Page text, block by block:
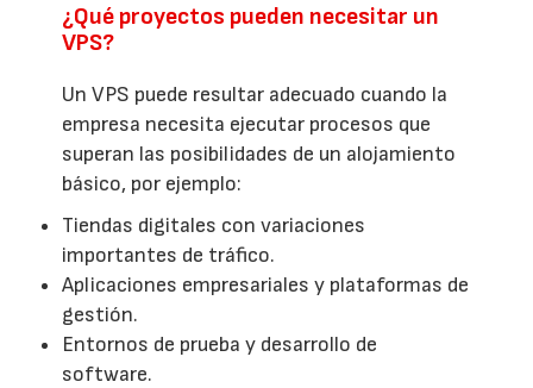
¿Qué proyectos pueden necesitar un
VPS?
Un VPS puede resultar adecuado cuando la
empresa necesita ejecutar procesos que
superan las posibilidades de un alojamiento
básico, por ejemplo:
Tiendas digitales con variaciones
importantes de tráfico.
Aplicaciones empresariales y plataformas de
gestión.
Entornos de prueba y desarrollo de
software.